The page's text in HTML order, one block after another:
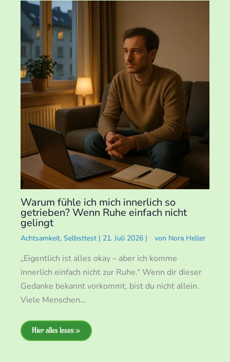
Warum fühle ich mich innerlich so
getrieben? Wenn Ruhe einfach nicht
gelingt
Achtsamkeit, Selbsttest | 21. Juli 2026 | von Nora Heller
„Eigentlich ist alles okay – aber ich komme
innerlich einfach nicht zur Ruhe.“ Wenn dir dieser
Gedanke bekannt vorkommt, bist du nicht allein.
Viele Menschen…
Hier alles lesen »